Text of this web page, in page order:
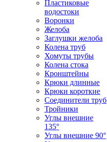
Пластиковые
водостоки
Воронки
Желоба
Заглушки желоба
Колена труб
Хомуты трубы
Колена стока
Кронштейны
Крюки длинные
Крюки короткие
Соединители труб
Тройники
Углы внешние
135°
Углы внешние 90°